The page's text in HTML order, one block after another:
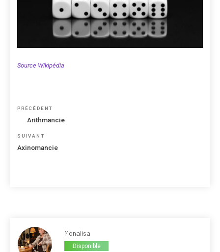
Source Wikipédia
Navigation
Article
précédent
PRÉCÉDENT
Arithmancie
Article
suivant
SUIVANT
Axinomancie
Monalisa
Disponible